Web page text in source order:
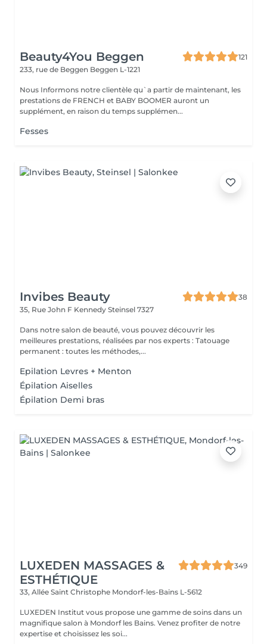
Beauty4You Beggen
121
233, rue de Beggen Beggen L-1221
Nous Informons notre clientèle qu`a partir de maintenant, les
prestations de FRENCH et BABY BOOMER auront un
supplément, en raison du temps supplémen...
Fesses
Invibes Beauty
38
35, Rue John F Kennedy Steinsel 7327
Dans notre salon de beauté, vous pouvez découvrir les
meilleures prestations, réalisées par nos experts : Tatouage
permanent : toutes les méthodes,...
Epilation Levres + Menton
Épilation Aiselles
Épilation Demi bras
LUXEDEN MASSAGES &
ESTHÉTIQUE
349
33, Allée Saint Christophe Mondorf-les-Bains L-5612
LUXEDEN Institut vous propose une gamme de soins dans un
magnifique salon à Mondorf les Bains. Venez profiter de notre
expertise et choisissez les soi...